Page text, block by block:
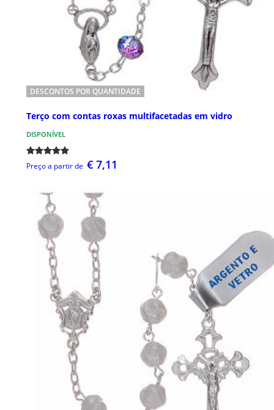
DESCONTOS POR QUANTIDADE
Terço com contas roxas multifacetadas em vidro
DISPONÍVEL
Preço a partir de € 7,11